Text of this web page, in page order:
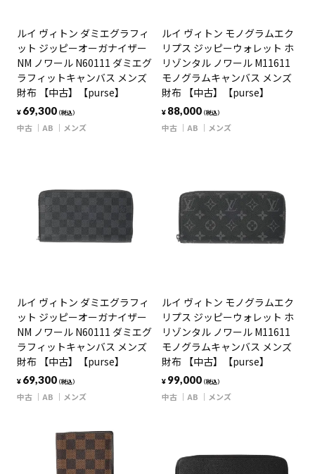
ルイ ヴィトン ダミエグラフィ
ット ジッピーオーガナイザー
NM ノワール N60111 ダミエグ
ラフィットキャンバス メンズ
財布 【中古】【purse】
¥ 69,300（税込）
中古 AB メンズ
ルイ ヴィトン モノグラムエク
リプス ジッピーウォレット ホ
リゾンタル ノワール M11611
モノグラムキャンバス メンズ
財布 【中古】【purse】
¥ 88,000（税込）
中古 AB メンズ
ルイ ヴィトン ダミエグラフィ
ット ジッピーオーガナイザー
NM ノワール N60111 ダミエグ
ラフィットキャンバス メンズ
財布 【中古】【purse】
¥ 69,300（税込）
中古 AB メンズ
ルイ ヴィトン モノグラムエク
リプス ジッピーウォレット ホ
リゾンタル ノワール M11611
モノグラムキャンバス メンズ
財布 【中古】【purse】
¥ 99,000（税込）
中古 AB メンズ